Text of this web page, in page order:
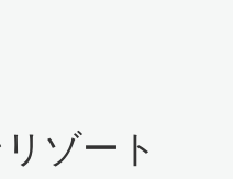
ゾート